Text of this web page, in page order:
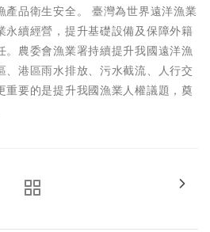
產品衛生安全。 臺灣為世界遠洋漁業
永續經營，提升基礎設備及保障外籍
。農委會漁業署持續提升我國遠洋漁
、港區雨水排放、污水截流、人行交
重要的是提升我國漁業人權議題，奠